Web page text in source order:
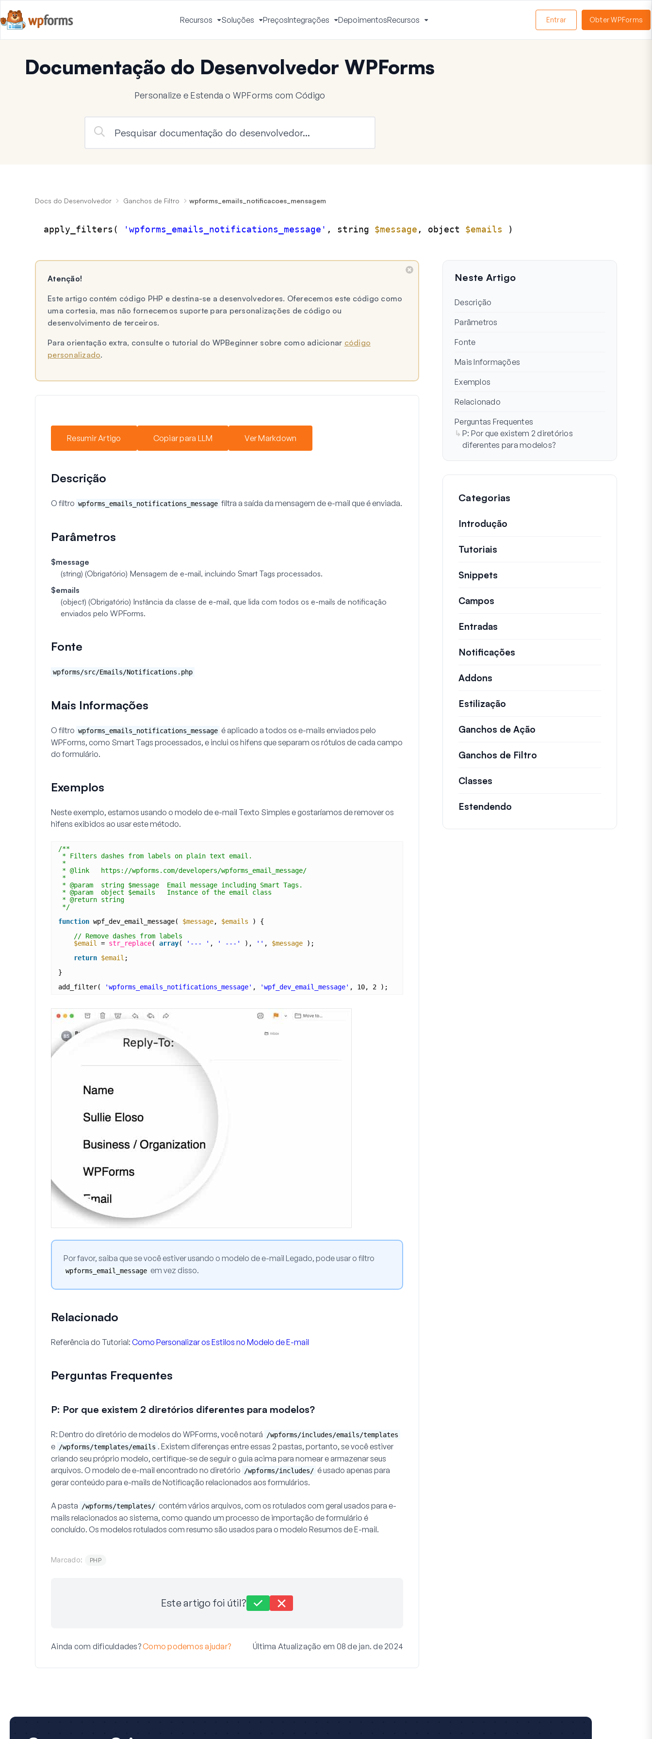
Recursos
Alternar
Menu
Soluções
Alternar
Menu
PreçosIntegrações
Alternar
Menu
DepoimentosRecursos
Menu
Entrar Obter WPForms
Documentação do Desenvolvedor WPForms
Personalize e Estenda o WPForms com Código
Docs do Desenvolvedor Ganchos de Filtro wpforms_emails_notificacoes_mensagem
apply_filters( 'wpforms_emails_notifications_message' , string $message , object $emails )
Atenção!
Este artigo contém código PHP e destina-se a desenvolvedores. Oferecemos este código como
uma cortesia, mas não fornecemos suporte para personalizações de código ou
desenvolvimento de terceiros.
Para orientação extra, consulte o tutorial do WPBeginner sobre como adicionar código
personalizado.
Resumir Artigo Copiar para LLM Ver Markdown
Descrição
O filtro wpforms_emails_notifications_message filtra a saída da mensagem de e-mail que é enviada.
Parâmetros
$message
(string) (Obrigatório) Mensagem de e-mail, incluindo Smart Tags processados.
$emails
(object) (Obrigatório) Instância da classe de e-mail, que lida com todos os e-mails de notificação
enviados pelo WPForms.
Fonte
wpforms/src/Emails/Notifications.php
Mais Informações
O filtro wpforms_emails_notifications_message é aplicado a todos os e-mails enviados pelo
WPForms, como Smart Tags processados, e inclui os hifens que separam os rótulos de cada campo
do formulário.
Exemplos
Neste exemplo, estamos usando o modelo de e-mail Texto Simples e gostaríamos de remover os
hifens exibidos ao usar este método.
/**
* Filters dashes from labels on plain text email.
*
* @link   https://wpforms.com/developers/wpforms_email_message/
*
* @param  string $message  Email message including Smart Tags.
* @param  object $emails   Instance of the email class
* @return string
*/
function wpf_dev_email_message( $message, $emails
) {
// Remove dashes from labels
$email
= str_replace( array( '--- ' , ' ---' ), '' , $message
);
return $email ;
}
add_filter(
'wpforms_emails_notifications_message' , 'wpf_dev_email_message' , 10, 2 );
Por favor, saiba que se você estiver usando o modelo de e-mail Legado, pode usar o filtro
wpforms_email_message em vez disso.
Relacionado
Referência do Tutorial: Como Personalizar os Estilos no Modelo de E-mail
Perguntas Frequentes
P: Por que existem 2 diretórios diferentes para modelos?
R: Dentro do diretório de modelos do WPForms, você notará /wpforms/includes/emails/templates
e /wpforms/templates/emails . Existem diferenças entre essas 2 pastas, portanto, se você estiver
criando seu próprio modelo, certifique-se de seguir o guia acima para nomear e armazenar seus
arquivos. O modelo de e-mail encontrado no diretório
/wpforms/includes/ é usado apenas para
gerar conteúdo para e-mails deNotificação relacionados aos formulários.
A pasta /wpforms/templates/ contém vários arquivos, com os rotulados com geral usados para e-
mails relacionados ao sistema, como quando um processo de importação de formulário é
concluído. Os modelos rotulados com resumo são usados para o modelo Resumos de E-mail.
Marcado: PHP
Este artigo foi útil?
Ainda com dificuldades?Como podemos ajudar? Última Atualização em 08 de jan. de 2024
Neste Artigo
Descrição
Parâmetros
Fonte
Mais Informações
Exemplos
Relacionado
Perguntas Frequentes
P: Por que existem 2 diretórios
diferentes para modelos?
Categorias
Introdução
Tutoriais
Snippets
Campos
Entradas
Notificações
Addons
Estilização
Ganchos de Ação
Ganchos de Filtro
Classes
Estendendo